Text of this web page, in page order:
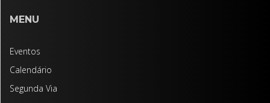
MENU
Eventos
Calendário
Segunda Via